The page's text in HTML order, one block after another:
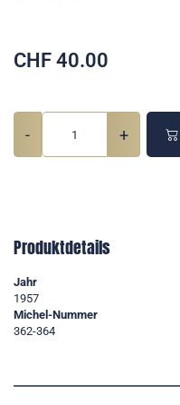
CHF 40.00
- +
Produktdetails
Jahr
1957
Michel-Nummer
362-364